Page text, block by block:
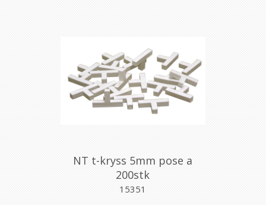
NT t-kryss 5mm pose a
200stk
15351